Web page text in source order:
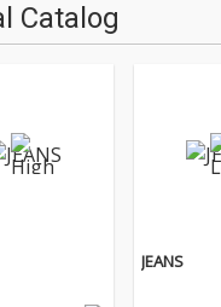
Catalog
JEANS